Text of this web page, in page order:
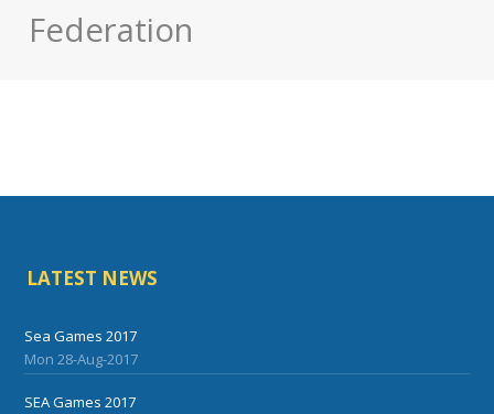
Federation
LATEST NEWS
Sea Games 2017
Mon 28-Aug-2017
SEA Games 2017